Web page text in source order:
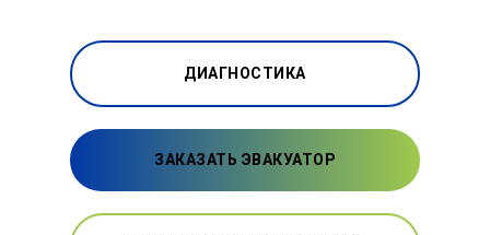
ДИАГНОСТИКА
ЗАКАЗАТЬ ЭВАКУАТОР